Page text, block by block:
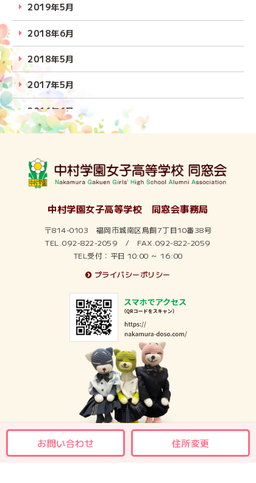
お問い合わせ 住所変更
2019年5月
2018年6月
2018年5月
2017年5月
2016年6月
2016年5月
2015年5月
2014年6月
2014年5月
2013年5月
2012年5月
2010年6月
中村学園女子高等学校 同窓会事務局
〒814-0103 福岡市城南区鳥飼7丁目10番38号
TEL.092-822-2059 / FAX.092-822-2059
TEL受付：平日 10:00 ～ 16:00
プライバシーポリシー